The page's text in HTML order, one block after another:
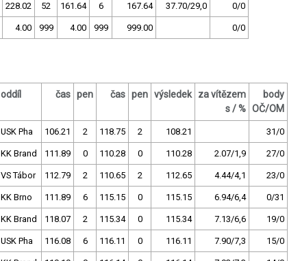
228.02 52 161.64 6 167.64 37.70/29,0 0/0
4.00 999 4.00 999 999.00 0/0
oddíl čas pen čas pen výsledek
za vítězem
s / %
body
OČ/OM
USK Pha 106.21 2 118.75 2 108.21 31/0
KK Brand 111.89 0 110.28 0 110.28 2.07/1,9 27/0
VS Tábor 112.79 2 110.65 2 112.65 4.44/4,1 23/0
KK Brno 111.89 6 115.15 0 115.15 6.94/6,4 0/31
KK Brand 118.07 2 115.34 0 115.34 7.13/6,6 19/0
USK Pha 116.08 6 116.11 0 116.11 7.90/7,3 15/0